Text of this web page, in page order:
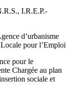
I.R.E.P.-
d’urbanisme
pour l’Emploi
pour le
Chargée au plan
sociale et